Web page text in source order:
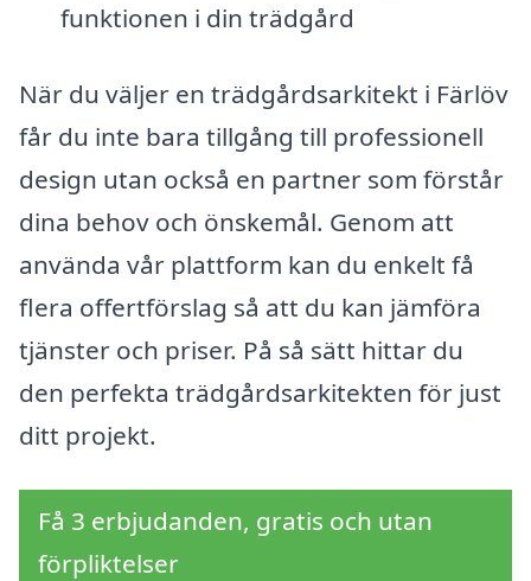
funktionen i din trädgård
När du väljer en trädgårdsarkitekt i Färlöv
får du inte bara tillgång till professionell
design utan också en partner som förstår
dina behov och önskemål. Genom att
använda vår plattform kan du enkelt få
flera offertförslag så att du kan jämföra
tjänster och priser. På så sätt hittar du
den perfekta trädgårdsarkitekten för just
ditt projekt.
Få 3 erbjudanden, gratis och utan
förpliktelser